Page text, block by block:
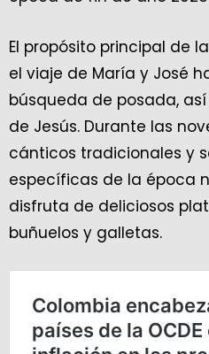
El propósito principal de
el viaje de María y José
búsqueda de posada,
de Jesús. Durante las
cánticos tradicionales y
específicas de la época
disfruta de deliciosos
buñuelos y galletas.